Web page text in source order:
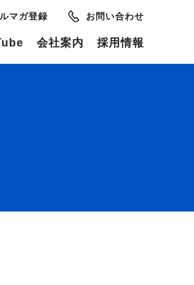
マガ登録 お問い合わせ
会社案内 採用情報